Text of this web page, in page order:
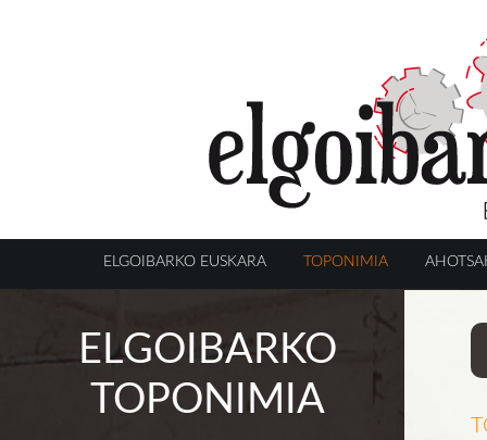
ELGOIBARKO EUSKARA TOPONIMIA
ELGOIBARKO
TOPONIMIA